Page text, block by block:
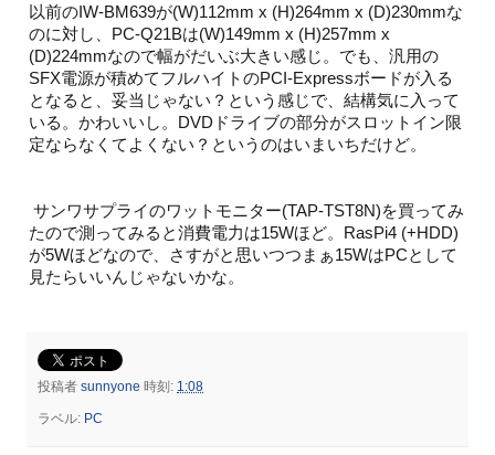
以前のIW-BM639が(W)112mm x (H)264mm x (D)230mmな
のに対し、PC-Q21Bは(W)149mm x (H)257mm x
(D)224mmなので幅がだいぶ大きい感じ。でも、汎用の
SFX電源が積めてフルハイトのPCI-Expressボードが入る
となると、妥当じゃない？という感じで、結構気に入って
いる。かわいいし。DVDドライブの部分がスロットイン限
定ならなくてよくない？というのはいまいちだけど。
サンワサプライのワットモニター(TAP-TST8N)を買ってみ
たので測ってみると消費電力は15Wほど。RasPi4 (+HDD)
が5Wほどなので、さすがと思いつつまぁ15WはPCとして
見たらいいんじゃないかな。
投稿者 sunnyone 時刻: 1:08
ラベル: PC